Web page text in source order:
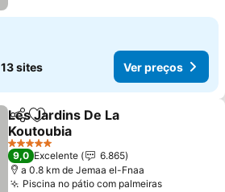
13 sites Ver preços
PartilharAdicionar aos favoritos
Les Jardins De La
Koutoubia
5 Estrelas
9,0 Excelente
6.865
a 0.8 km de Jemaa el-Fnaa
Piscina no pátio com palmeiras